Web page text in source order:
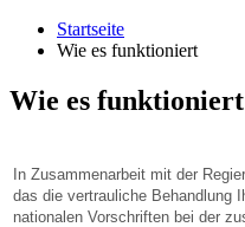
Startseite
Wie es funktioniert
Wie es funktioniert
In Zusammenarbeit mit der
das die vertrauliche Behandlung
nationalen Vorschriften bei der